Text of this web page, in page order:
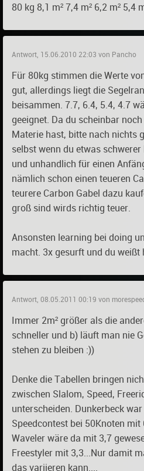
80 kg 8,1 m² 7,4 m² 6,2 m² 5,4
Antwort, 15.06.2010 22:03 von Pancho
Für 80kg stimmen die Werte
gut, allerdings liegt die
beisammen. 7.7, 6.4, 5.4, 4.7
geeignet. Da du scheinbar
Materie hast, bitte nach nichts
selbst wenn du etwas
und unhandlich für einen
nämlich schon einen teueren
teurere Carbon Gabel dazu
groß sind wirds richtig teuer.
Ansonsten learning bei doing
macht. 3x gesurft und du weißt
Antwort, 08.05.2011 00:19 von
Immer 2m² größer als die
schneller und b) läuft man nie
stehen zu bleiben :))
Denke die Tabellen bringen
zwischen Slalom, Speed,
unterscheiden. Dunkerbeck
Speedcontest bei 50Knoten mit
Waveler wäre da mit 3,7
Freestyler mit 3,3...Nur damit
das variieren kann....